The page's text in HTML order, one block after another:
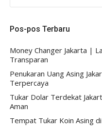
Pos-pos Terbaru
Money Changer Jakarta |
Transparan
Penukaran Uang Asing
Terpercaya
Tukar Dolar Terdekat
Aman
Tempat Tukar Koin Asing